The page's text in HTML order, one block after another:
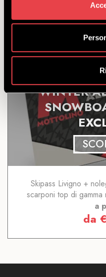
a
da
WINTER
Skipass Livigno +
scarponi top di
a
da €